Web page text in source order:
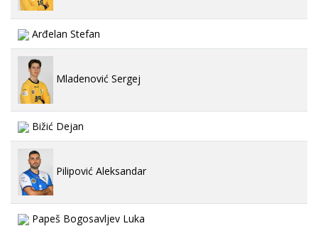
Arđelan Stefan
Mladenović Sergej
Bižić Dejan
Pilipović Aleksandar
Papeš Bogosavljev Luka